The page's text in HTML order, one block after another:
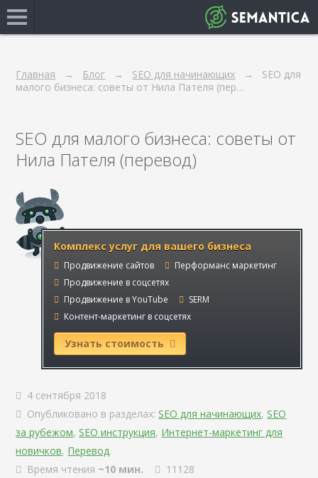
Главная Блог SEO для начинающих
SEO для
малого бизнеса: советы от Нила Пателя (пер…
SEO для малого бизнеса: советы от
Нила Пателя (перевод)
Комплекс услуг для вашего бизнеса
Продвижение сайтов
Перформанс маркетинг
Продвижение в соцсетях
Продвижение в YouTube
SERM
Контент-маркетинг в соцсетях
Узнать стоимость
4 сентября 2018
Опубликовано в разделах: SEO для начинающих, SEO
за рубежом, SEO инструкция, Интернет-маркетинг для
новичков, Перевод.
Время чтения ~10 мин. 11128